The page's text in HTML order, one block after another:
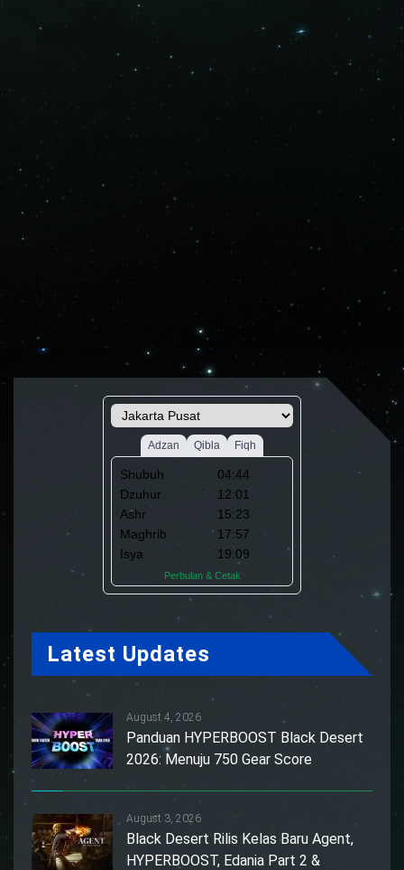
Latest Updates
August 4, 2026
Panduan HYPERBOOST Black Desert
2026: Menuju 750 Gear Score
August 3, 2026
Black Desert Rilis Kelas Baru Agent,
HYPERBOOST, Edania Part 2 &